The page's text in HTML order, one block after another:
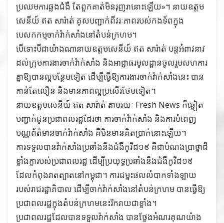
ប្រឈមការឆ្លងជំងឺ តែពួកគាត់មិនរុញរានោះឡើយ»។ នាយឧត្តម
សេនីយ៍ ឥត សារ៉ាត់ គូសបញ្ជាក់ពីវរៈភាពរបស់កងទ័ពក្នុង
បេសកកម្មចាក់វ៉ាក់សាំងនៅតំបន់ក្រហម។
បើទោះបីជាយ៉ាងណានាយឧត្តមសេនីយ៍ ឥត សារ៉ាត់ បន្តអំពាវនាវ
ដល់ក្រុមការងារចាក់វ៉ាក់សាំង និងអាជ្ញាធរមូលដ្ឋានចូលរួមសហការ
គ្នាឱ្យបានល្អបន្ថែមទៀត ដើម្បីធ្វើឱ្យការងារចាក់វ៉ាក់សាំងនេះ បាន
កាន់តែលឿន និងមានភាពល្អប្រសើរថែមទៀត។
នាយឧត្តមសេនីយ៍ ឥត សារ៉ាត់ តាមរយៈ Fresh News ក៏ឆ្លៀត
បញ្ជាក់ជូនប្រជាពលរដ្ឋដែរថា ការចាក់វ៉ាក់សាំង និងការបំពេញ
បណ្ណព័ត៌មានចាក់វ៉ាក់សាំង គឺមិនមានគិតប្រាក់នោះឡើយ។
ការទទួលបានវ៉ាក់សាំងប្រឆាំងនឹងជំងឺកូវីដ១៩ គឺជាបំណងប្រាថ្នាដ៏
ខ្លាំងក្លារបស់ប្រជាពលរដ្ឋ ដើម្បីប្រយុទ្ធប្រឆាំងនឹងជំងឺកូវីដ១៩
ដែលកំពុងរាតត្បាតនៅកម្ពុជា។ ការជម្នះផលលំបាកទាំងឡាយ
របស់រាជរដ្ឋាភិបាល ដើម្បីចាក់វ៉ាក់សាំងនៅតំបន់ក្រហម បានធ្វើឱ្យ
ប្រជាពលរដ្ឋក្នុងតំបន់ក្រហមនេះរីករាយជាខ្លាំង។
ប្រជាពលរដ្ឋដែលបានទទួលវ៉ាក់សាំង បានថ្លែងអំណរគុណយ៉ាង